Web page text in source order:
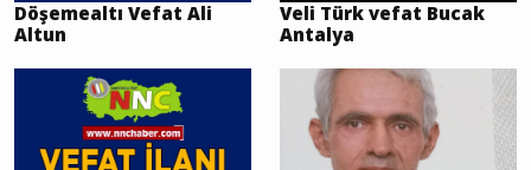
Döşemealtı Vefat Ali
Altun
Veli Türk vefat Bucak
Antalya